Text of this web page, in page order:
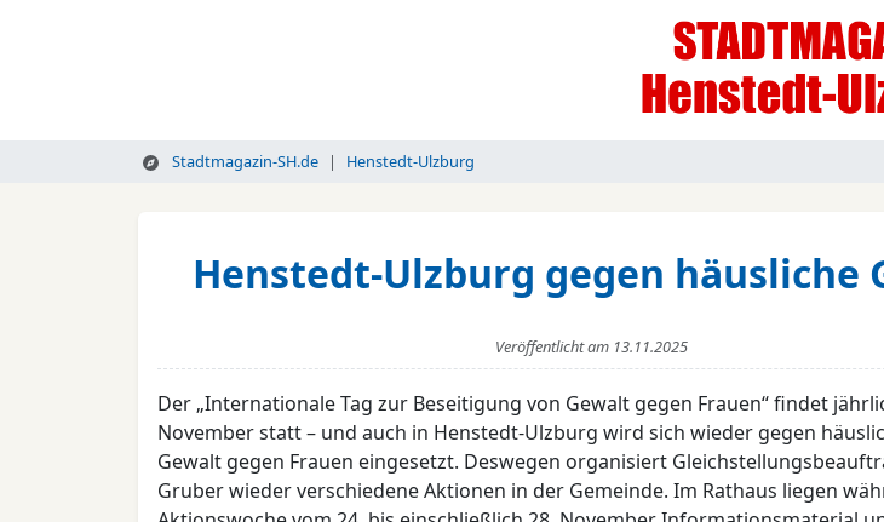
Stadtmagazin-SH.de Henstedt-Ulzburg
Henstedt-Ulzburg gegen häusliche
Veröffentlicht am 13.11.2025
Der „Internationale Tag zur Beseitigung von Gewalt gegen Frauen“ findet
November statt – und auch in Henstedt-Ulzburg wird sich wieder gegen
Gewalt gegen Frauen eingesetzt. Deswegen organisiert
Gruber wieder verschiedene Aktionen in der Gemeinde. Im Rathaus liegen